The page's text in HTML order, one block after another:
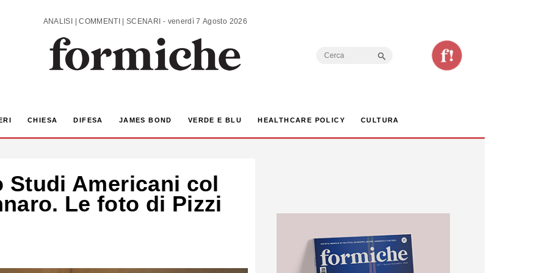
ANALISI | COMMENTI | SCENARI - venerdì 7 Agosto 2026
Search
CHIESA DIFESA JAMES BOND VERDE E BLU HEALTHCARE POLICY CULTURA
Studi Americani col
Le foto di Pizzi